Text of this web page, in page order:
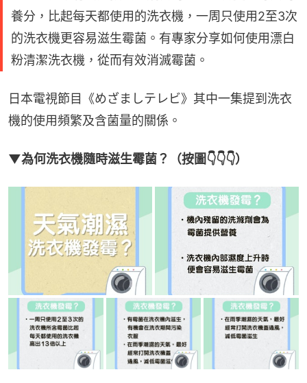
養分，比起每天都使用的洗衣機，一周只使用2至3次
的洗衣機更容易滋生霉菌。有專家分享如何使用漂白
粉清潔洗衣機，從而有效消滅霉菌。
日本電視節目《めざましテレビ》其中一集提到洗衣
機的使用頻繁及含菌量的關係。
▼為何洗衣機隨時滋生霉菌？（按圖👇👇👇）